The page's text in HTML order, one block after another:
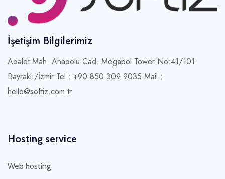
İşetişim Bilgilerimiz
Adalet Mah. Anadolu Cad. Megapol Tower No:41/101
Bayraklı/İzmir Tel : +90 850 309 9035 Mail :
hello@softiz.com.tr
Hosting service
Web hosting